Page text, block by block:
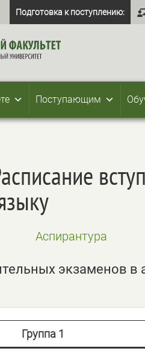
Подготовка к поступлению:
Поступающим
Аспирантура
экзаменов
Группа 1